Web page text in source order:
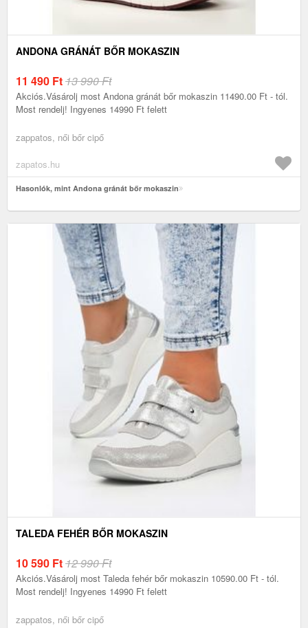
ANDONA GRÁNÁT BŐR MOKASZIN
11 490 Ft13 990 Ft
Akciós.Vásárolj most Andona gránát bőr mokaszin 11490.00 Ft - tól.
Most rendelj! Ingyenes 14990 Ft felett
zappatos, női bőr cipő
zapatos.hu
Hasonlók, mint Andona gránát bőr mokaszin
TALEDA FEHÉR BŐR MOKASZIN
10 590 Ft12 990 Ft
Akciós.Vásárolj most Taleda fehér bőr mokaszin 10590.00 Ft - tól.
Most rendelj! Ingyenes 14990 Ft felett
zappatos, női bőr cipő